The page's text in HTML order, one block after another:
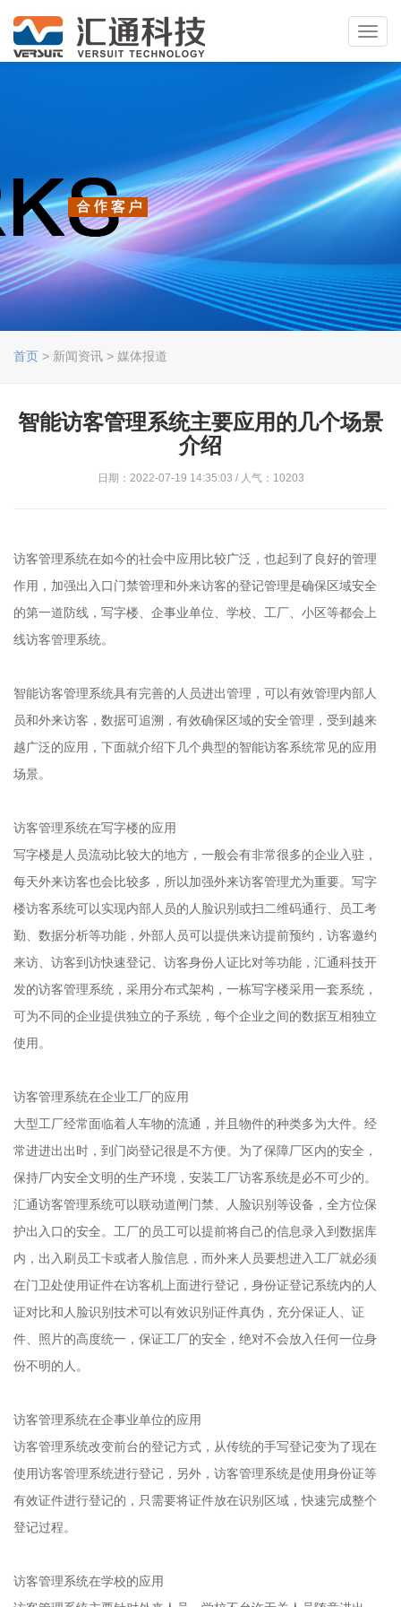
首页 > 新闻资讯 > 媒体报道
智能访客管理系统主要应用的几个场景
介绍
日期：2022-07-19 14:35:03 / 人气：10203
访客管理系统在如今的社会中应用比较广泛，也起到了良好的管理
作用，加强出入口门禁管理和外来访客的登记管理是确保区域安全
的第一道防线，写字楼、企事业单位、学校、工厂、小区等都会上
线访客管理系统。
智能访客管理系统具有完善的人员进出管理，可以有效管理内部人
员和外来访客，数据可追溯，有效确保区域的安全管理，受到越来
越广泛的应用，下面就介绍下几个典型的智能访客系统常见的应用
场景。
访客管理系统在写字楼的应用
写字楼是人员流动比较大的地方，一般会有非常很多的企业入驻，
每天外来访客也会比较多，所以加强外来访客管理尤为重要。写字
楼访客系统可以实现内部人员的人脸识别或扫二维码通行、员工考
勤、数据分析等功能，外部人员可以提供来访提前预约，访客邀约
来访、访客到访快速登记、访客身份人证比对等功能，汇通科技开
发的访客管理系统，采用分布式架构，一栋写字楼采用一套系统，
可为不同的企业提供独立的子系统，每个企业之间的数据互相独立
使用。
访客管理系统在企业工厂的应用
大型工厂经常面临着人车物的流通，并且物件的种类多为大件。经
常进进出出时，到门岗登记很是不方便。为了保障厂区内的安全，
保持厂内安全文明的生产环境，安装工厂访客系统是必不可少的。
汇通访客管理系统可以联动道闸门禁、人脸识别等设备，全方位保
护出入口的安全。工厂的员工可以提前将自己的信息录入到数据库
内，出入刷员工卡或者人脸信息，而外来人员要想进入工厂就必须
在门卫处使用证件在访客机上面进行登记，身份证登记系统内的人
证对比和人脸识别技术可以有效识别证件真伪，充分保证人、证
件、照片的高度统一，保证工厂的安全，绝对不会放入任何一位身
份不明的人。
访客管理系统在企事业单位的应用
访客管理系统改变前台的登记方式，从传统的手写登记变为了现在
使用访客管理系统进行登记，另外，访客管理系统是使用身份证等
有效证件进行登记的，只需要将证件放在识别区域，快速完成整个
登记过程。
访客管理系统在学校的应用